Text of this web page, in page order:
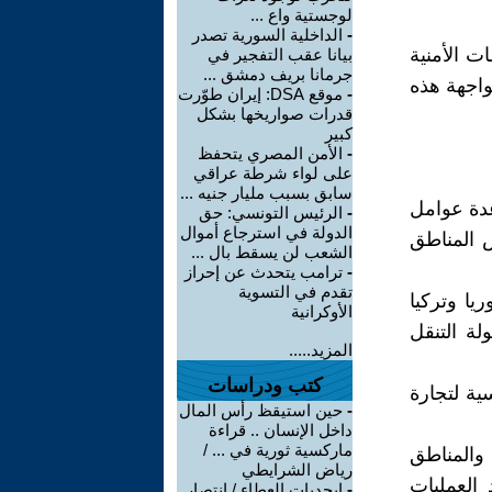
الأمنية
هذه
عوامل
المناطق
وتركيا
التنقل
لتجارة
والمناطق
لوجستية واع ...
- الداخلية السورية تصدر
بيانا عقب التفجير في
جرمانا بريف دمشق ...
-
موقع DSA: إيران طوّرت
قدرات صواريخها بشكل
كبير
- الأمن المصري يتحفظ
على لواء شرطة عراقي
سابق بسبب مليار جنيه ...
- الرئيس التونسي: حق
الدولة في استرجاع أموال
الشعب لن يسقط بال ...
- ترامب يتحدث عن إحراز
تقدم في التسوية
الأوكرانية
المزيد.....
كتب ودراسات
- حين استيقظ رأس المال
داخل الإنسان .. قراءة
ماركسية ثورية في ... /
رياض الشرايطي